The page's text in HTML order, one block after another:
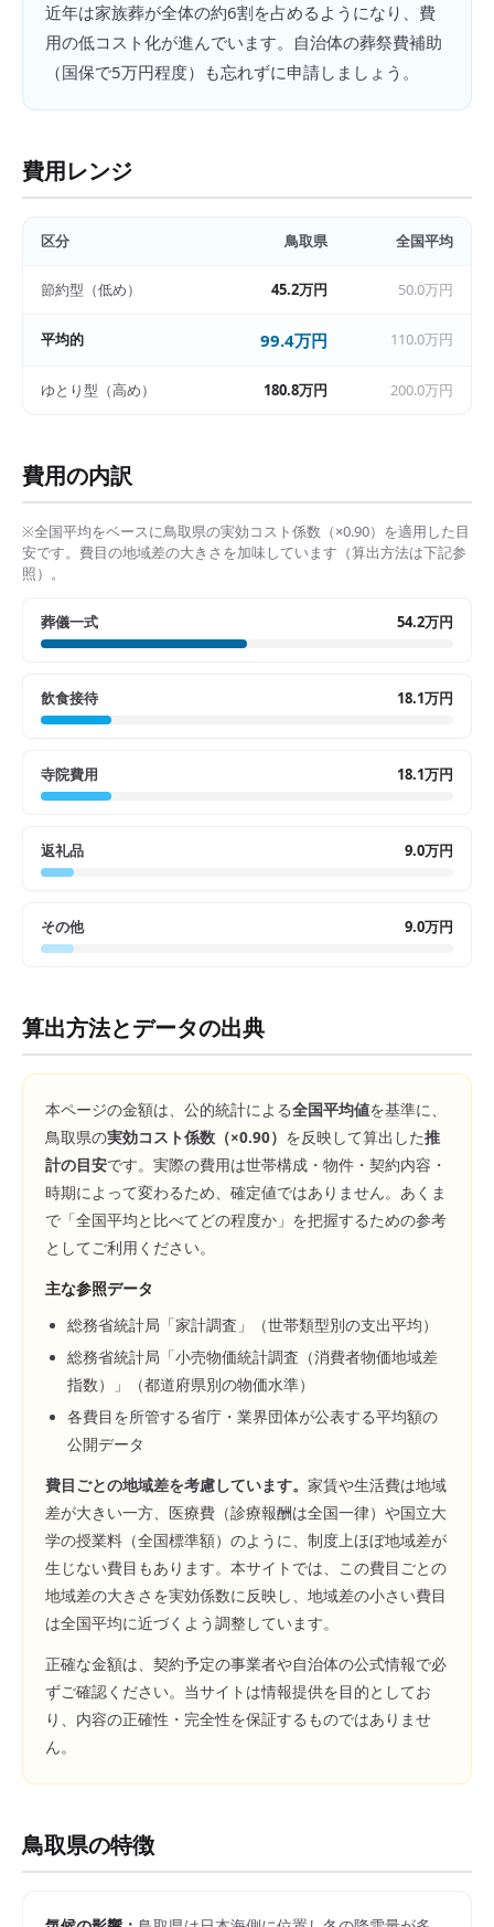
近年は家族葬が全体の約6割を占めるようになり、費
用の低コスト化が進んでいます。自治体の葬祭費補助
（国保で5万円程度）も忘れずに申請しましょう。
費用レンジ
区分 鳥取県 全国平均
節約型（低め） 45.2万円 50.0万円
平均的 99.4万円 110.0万円
ゆとり型（高め） 180.8万円 200.0万円
費用の内訳
※全国平均をベースに鳥取県の実効コスト係数（×0.90）を適用した目
安です。費目の地域差の大きさを加味しています（算出方法は下記参
照）。
葬儀一式 54.2万円
飲食接待 18.1万円
寺院費用 18.1万円
返礼品 9.0万円
その他 9.0万円
算出方法とデータの出典
本ページの金額は、公的統計による全国平均値を基準に、
鳥取県の実効コスト係数（×0.90） を反映して算出した推
計の目安です。実際の費用は世帯構成・物件・契約内容・
時期によって変わるため、確定値ではありません。あくま
で「全国平均と比べてどの程度か」を把握するための参考
としてご利用ください。
主な参照データ
総務省統計局「家計調査」（世帯類型別の支出平均）
総務省統計局「小売物価統計調査（消費者物価地域差
指数）」（都道府県別の物価水準）
各費目を所管する省庁・業界団体が公表する平均額の
公開データ
費目ごとの地域差を考慮しています。 家賃や生活費は地域
差が大きい一方、医療費（診療報酬は全国一律）や国立大
学の授業料（全国標準額）のように、制度上ほぼ地域差が
生じない費目もあります。本サイトでは、この費目ごとの
地域差の大きさを実効係数に反映し、地域差の小さい費目
は全国平均に近づくよう調整しています。
正確な金額は、契約予定の事業者や自治体の公式情報で必
ずご確認ください。当サイトは情報提供を目的としてお
り、内容の正確性・完全性を保証するものではありませ
ん。
鳥取県の特徴